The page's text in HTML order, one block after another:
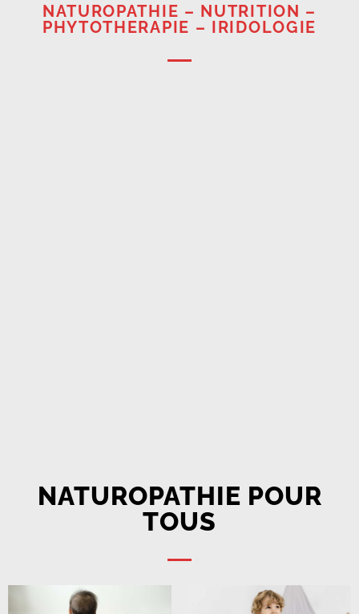
NATUROPATHIE – NUTRITION –
PHYTOTHERAPIE – IRIDOLOGIE
NATUROPATHIE POUR
TOUS